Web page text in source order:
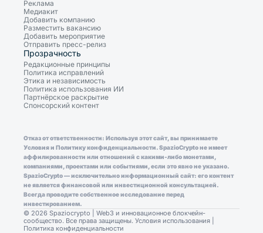
Реклама
Медиакит
Добавить компанию
Разместить вакансию
Добавить мероприятие
Отправить пресс-релиз
Прозрачность
Редакционные принципы
Политика исправлений
Этика и независимость
Политика использования ИИ
Партнёрское раскрытие
Спонсорский контент
Отказ от ответственности: Используя этот сайт, вы принимаете
Условия и Политику конфиденциальности. SpazioCrypto не имеет
аффилированности или отношений с какими-либо монетами,
компаниями, проектами или событиями, если это явно не указано.
SpazioCrypto — исключительно информационный сайт: его контент
не является финансовой или инвестиционной консультацией.
Всегда проводите собственное исследование перед
инвестированием.
© 2026 Spaziocrypto | Web3 и инновационное блокчейн-
сообщество. Все права защищены. Условия использования
Политика конфиденциальности